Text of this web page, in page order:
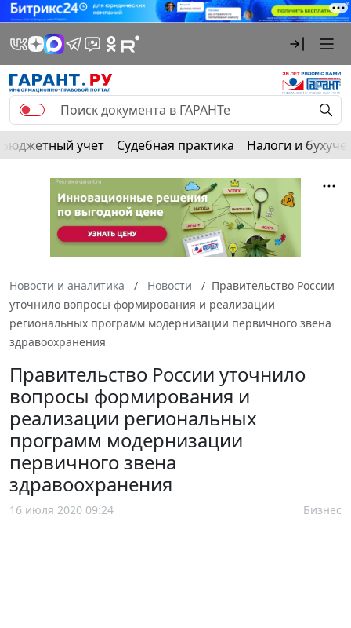
Бюджетный учет Судебная практика Налоги и
Новости и аналитика Новости
Правительство России
уточнило вопросы формирования и реализации
региональных программ модернизации первичного звена
здравоохранения
Правительство России уточнило
вопросы формирования и
реализации региональных
программ модернизации
первичного звена
здравоохранения
16 июля 2020 09:24 Бизнес